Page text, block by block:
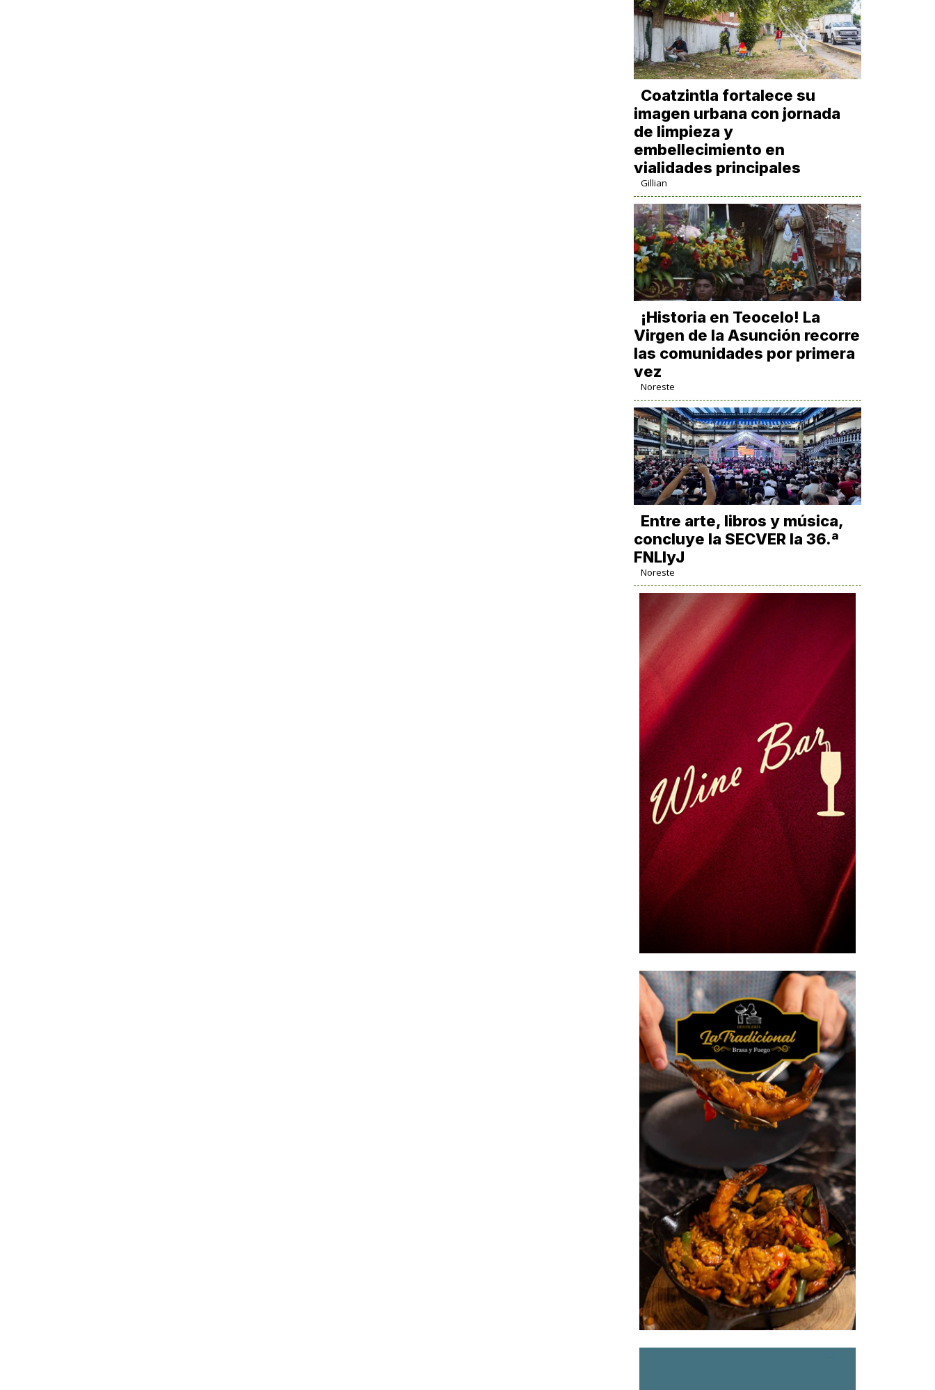
Coatzintla fortalece su
imagen urbana con jornada
de limpieza y
embellecimiento en
vialidades principales
Gillian
​¡Historia en Teocelo! La
Virgen de la Asunción recorre
las comunidades por primera
vez
Noreste
Entre arte, libros y música,
concluye la SECVER la 36.ª
FNLIyJ
Noreste